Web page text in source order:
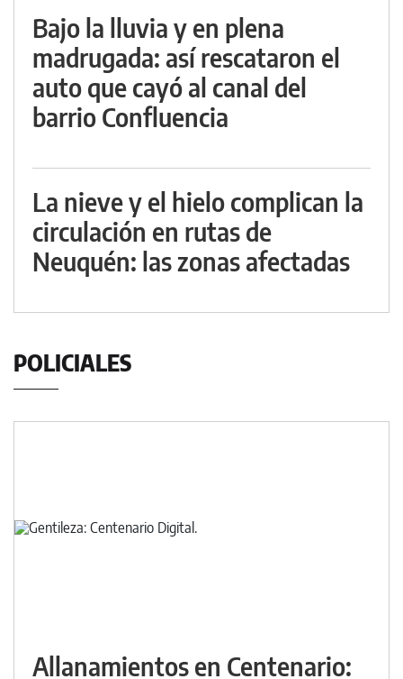
Bajo la lluvia y en plena
madrugada: así rescataron el
auto que cayó al canal del
barrio Confluencia
La nieve y el hielo complican la
circulación en rutas de
Neuquén: las zonas afectadas
POLICIALES
Allanamientos en Centenario: